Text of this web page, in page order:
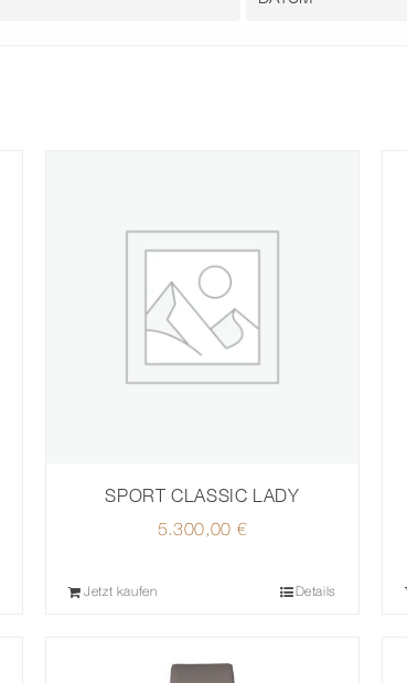
SPORT CLASSIC LADY
5.300,00 €
Jetzt kaufen Details